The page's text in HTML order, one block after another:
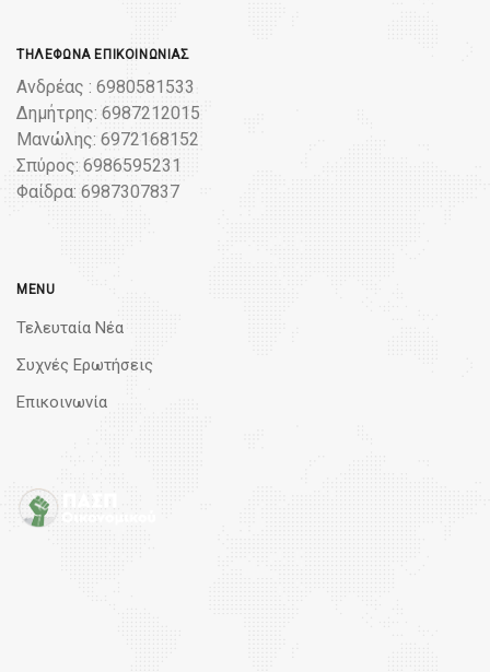
ΤΗΛΈΦΩΝΑ ΕΠΙΚΟΙΝΩΝΊΑΣ
Ανδρέας : 6980581533
Δημήτρης: 6987212015
Μανώλης: 6972168152
Σπύρος: 6986595231
Φαίδρα: 6987307837
MENU
Τελευταία Νέα
Συχνές Ερωτήσεις
Επικοινωνία